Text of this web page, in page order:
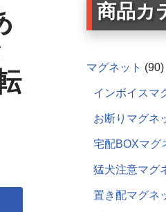
商品カ
マグネット 90
インボイスマ
お断りマグネ
宅配BOXマグ
猛犬注意マグ
置き配マグネ